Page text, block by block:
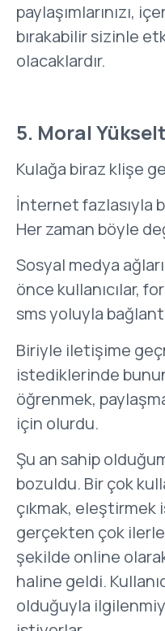
paylaşımlarınızı,
bırakabilir sizinle
olacaklardır.
5. Moral
Kulağa biraz klişe
İnternet fazlasıyla
Her zaman böyle
Sosyal medya
önce kullanıcılar,
sms yoluyla
Biriyle iletişime
istediklerinde
öğrenmek,
için olurdu.
Şu an sahip
bozuldu. Bir çok
çıkmak,
gerçekten çok
şekilde online
haline geldi.
olduğuyla